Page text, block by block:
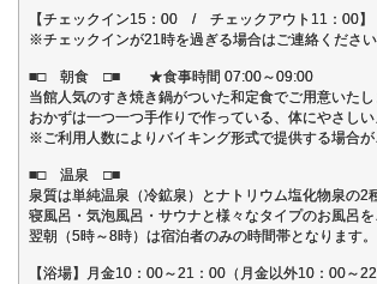
【チェックイン15：00 / チェックアウト11：00】
※チェックインが21時を過ぎる場合はご連絡ください
■□ 朝食 □■ ★食事時間 07:00～09:00
当館人気のすき焼き鍋がついた和定食でご用意いたし
おかずは一つ一つ手作りで作っている、体にやさしい
※ご利用人数によりバイキング形式で提供する場合が
■□ 温泉 □■
泉質は単純温泉（冷鉱泉）とナトリウム塩化物泉の2
寝風呂・気泡風呂・サウナと様々なタイプのお風呂を
翌朝（5時～8時）は宿泊者のみの時間帯となります。
【浴場】月金10：00～21：00（月金以外10：00～22